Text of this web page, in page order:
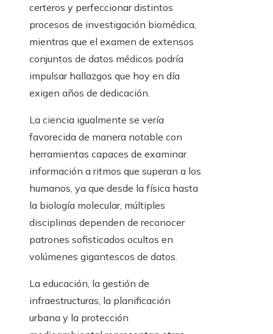
certeros y perfeccionar distintos
procesos de investigación biomédica,
mientras que el examen de extensos
conjuntos de datos médicos podría
impulsar hallazgos que hoy en día
exigen años de dedicación.
La ciencia igualmente se vería
favorecida de manera notable con
herramientas capaces de examinar
información a ritmos que superan a los
humanos, ya que desde la física hasta
la biología molecular, múltiples
disciplinas dependen de reconocer
patrones sofisticados ocultos en
volúmenes gigantescos de datos.
La educación, la gestión de
infraestructuras, la planificación
urbana y la protección